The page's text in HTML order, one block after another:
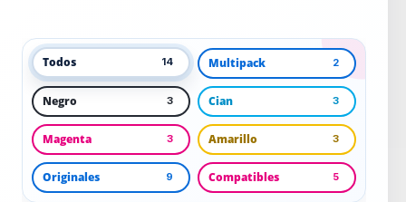
Todos 14 Multipack 2
Negro 3 Cian 3
Magenta 3 Amarillo 3
Originales 9 Compatibles 5